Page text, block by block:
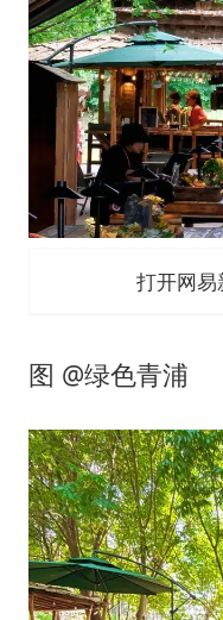
打开网
图 @绿色青浦